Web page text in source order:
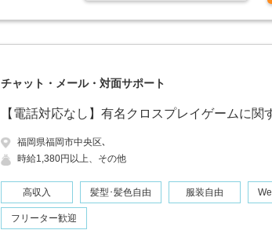
チャット・メール・対面サポート
【電話対応なし】有名クロスプレイゲームに関
福岡県福岡市中央区､
時給1,380円以上、その他
高収入 髪型･髪色自由 服装自由
フリーター歓迎